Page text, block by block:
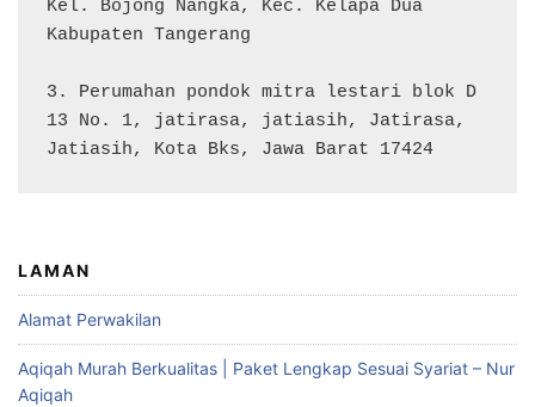
Kel. Bojong Nangka, Kec. Kelapa Dua
Kabupaten Tangerang
3. Perumahan pondok mitra lestari blok D
13 No. 1, jatirasa, jatiasih, Jatirasa,
Jatiasih, Kota Bks, Jawa Barat 17424
LAMAN
Alamat Perwakilan
Aqiqah Murah Berkualitas | Paket Lengkap Sesuai Syariat – Nur
Aqiqah